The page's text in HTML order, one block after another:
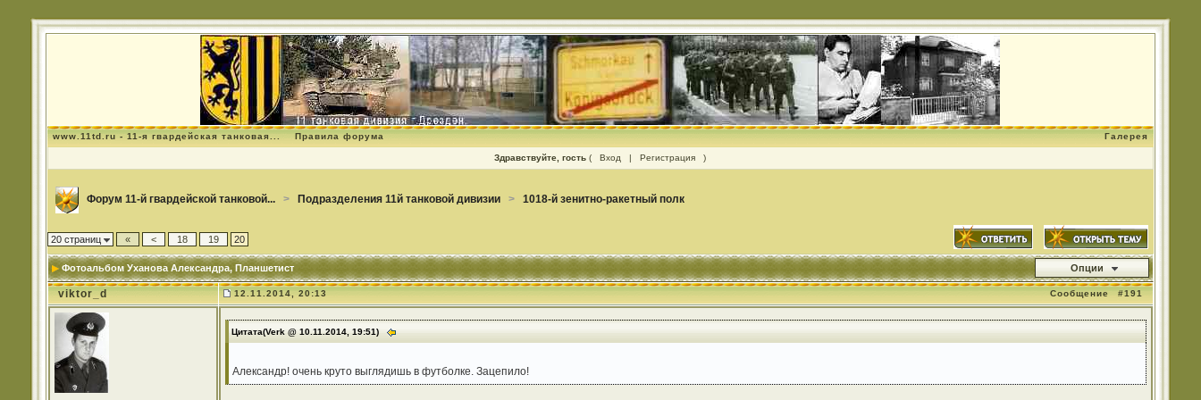
www.11td.ru - 11-я гвардейская танковая... Правила форума Галерея
Здравствуйте, гость ( Вход | Регистрация )
Форум 11-й гвардейской танковой... > Подразделения 11й танковой дивизии > 1018-й зенитно-ракетный полк
20 страниц « < 18 19 20
Фотоальбом Уханова Александра, Планшетист Опции
viktor_d 12.11.2014, 20:13 Сообщение #191
Цитата(Verk @ 10.11.2014, 19:51)
Александр! очень круто выглядишь в футболке. Зацепило!